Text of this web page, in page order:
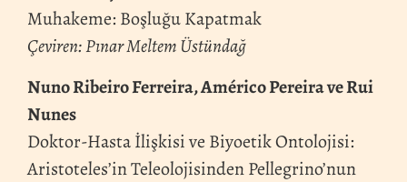
Muhakeme: Boşluğu Kapatmak
Çeviren: Pınar Meltem Üstündağ
Nuno Ribeiro Ferreira, Américo Pereira ve Rui
Nunes
Doktor-Hasta İlişkisi ve Biyoetik Ontolojisi:
Aristoteles’in Teleolojisinden Pellegrino’nun